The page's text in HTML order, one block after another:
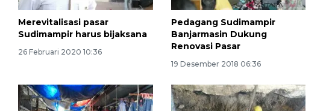
Merevitalisasi pasar
Sudimampir harus bijaksana
26 Februari 2020 10:36
Pedagang Sudimampir
Banjarmasin Dukung
Renovasi Pasar
19 Desember 2018 06:36